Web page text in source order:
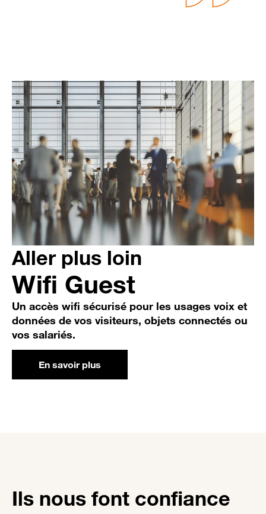
Aller plus loin
Wifi Guest
Un accès wifi sécurisé pour les usages voix et
données de vos visiteurs, objets connectés ou
vos salariés.
En savoir plus
Ils nous font confiance